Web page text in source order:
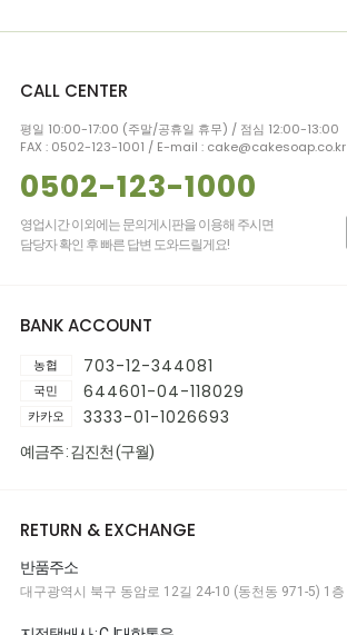
CALL CENTER
평일 10:00-17:00 (주말/공휴일 휴무) / 점심 12:00-13:00
FAX : 0502-123-1001 / E-mail : cake@cakesoap.co.kr
0502-123-1000
영업시간 이외에는 문의게시판을 이용해 주시면
담당자 확인 후 빠른 답변 도와드릴게요!
BANK ACCOUNT
농협 703-12-344081
국민 644601-04-118029
카카오 3333-01-1026693
예금주 : 김진천 (구월)
RETURN & EXCHANGE
반품주소
대구광역시 북구 동암로 12길 24-10 (동천동 971-5) 1층